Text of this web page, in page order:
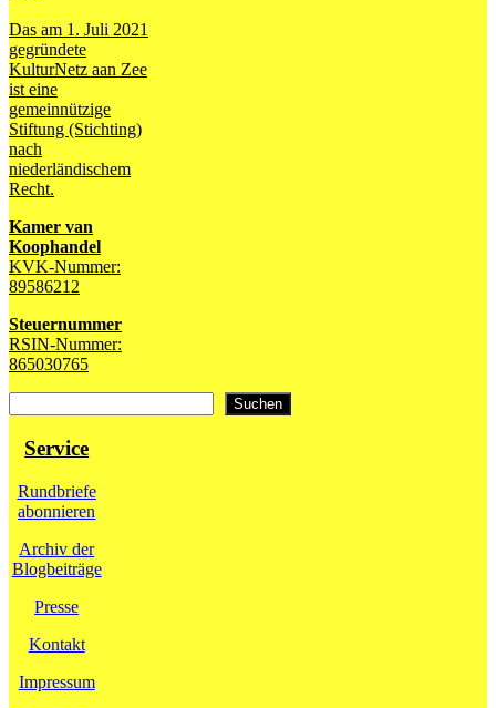
Das am 1. Juli 2021
gegründete
KulturNetz aan Zee
ist eine
gemeinnützige
Stiftung (Stichting)
nach
niederländischem
Recht.
Kamer van
Koophandel
KVK-Nummer:
89586212
Steuernummer
RSIN-Nummer:
865030765
Suchen
Service
Rundbriefe
abonnieren
Archiv der
Blogbeiträge
Presse
Kontakt
Impressum